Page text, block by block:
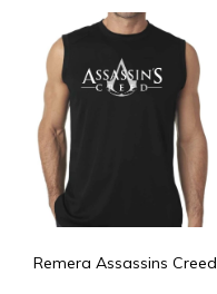
Remera Assassins Creed